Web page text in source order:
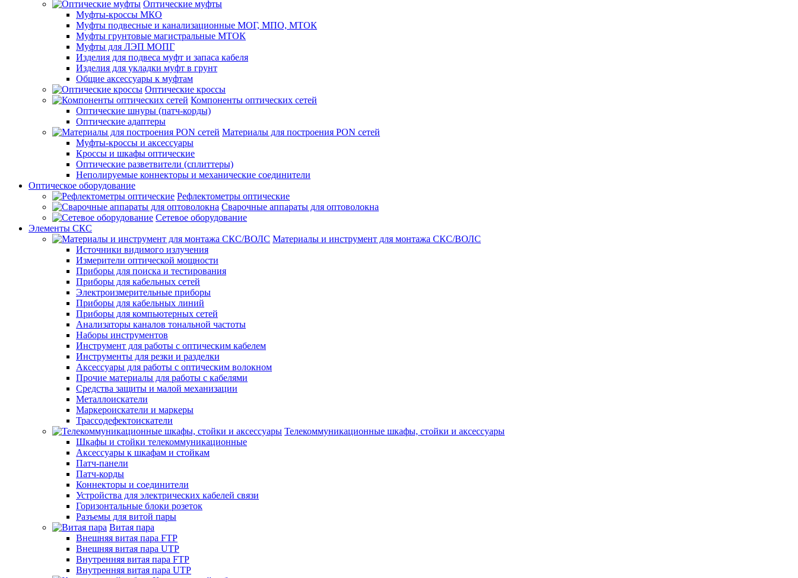
Оптические муфты
Муфты-кроссы МКО
Муфты подвесные и канализационные МОГ, МПО, МТОК
Муфты грунтовые магистральные МТОК
Муфты для ЛЭП МОПГ
Изделия для подвеса муфт и запаса кабеля
Изделия для укладки муфт в грунт
Общие аксессуары к муфтам
Оптические кроссы
Компоненты оптических сетей
Оптические шнуры (патч-корды)
Оптические адаптеры
Материалы для построения PON сетей
Муфты-кроссы и аксессуары
Кроссы и шкафы оптические
Оптические разветвители (сплиттеры)
Неполируемые коннекторы и механические соединители
Оптическое оборудование
Рефлектометры оптические
Сварочные аппараты для оптоволокна
Сетевое оборудование
Элементы СКС
Материалы и инструмент для монтажа СКС/ВОЛС
Источники видимого излучения
Измерители оптической мощности
Приборы для поиска и тестирования
Приборы для кабельных сетей
Электроизмерительные приборы
Приборы для кабельных линий
Приборы для компьютерных сетей
Анализаторы каналов тональной частоты
Наборы инструментов
Инструмент для работы с оптическим кабелем
Инструменты для резки и разделки
Аксессуары для работы с оптическим волокном
Прочие материалы для работы с кабелями
Средства защиты и малой механизации
Металлоискатели
Маркероискатели и маркеры
Трассодефектоискатели
Телекоммуникационные шкафы, стойки и аксессуары
Шкафы и стойки телекоммуникационные
Аксессуары к шкафам и стойкам
Патч-панели
Патч-корды
Коннекторы и соединители
Устройства для электрических кабелей связи
Горизонтальные блоки розеток
Разъемы для витой пары
Витая пара
Внешняя витая пара FTP
Внешняя витая пара UTP
Внутренняя витая пара FTP
Внутренняя витая пара UTP